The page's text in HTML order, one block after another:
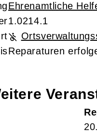
Ehrenamtliche
1.0214.1
Reparaturen